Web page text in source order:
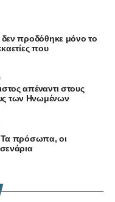
προδόθηκε μόνο το
που
απέναντι στους
των Ηνωμένων
Τα πρόσωπα, οι